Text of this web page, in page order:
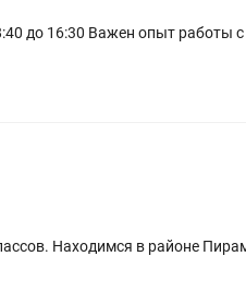
до 16:30 Важен опыт работы
Находимся в районе